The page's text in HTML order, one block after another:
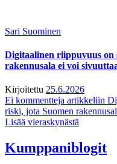
Sari Suominen
Digitaalinen riippuvuus on
rakennusala ei voi
Kirjoitettu 25.6.2026
Ei kommentteja artikkeliin
riski, jota Suomen
Lisää vieraskynästä
Kumppaniblogit